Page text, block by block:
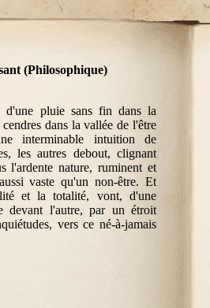
(Philosophique)
d'une pluie sans fin dans la
dans la vallée de l'être
interminable intuition de
les autres debout, clignant
l'ardente nature, ruminent et
vaste qu'un non-être. Et
et la totalité, vont, d'une
devant l'autre, par un étroit
vers ce né-à-jamais